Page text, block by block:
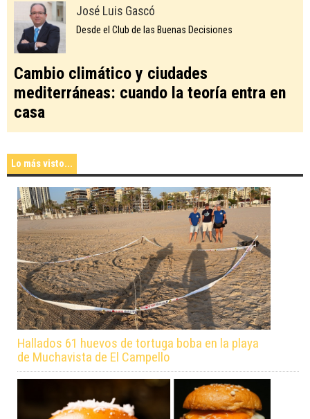
José Luis Gascó
Desde el Club de las Buenas Decisiones
Cambio climático y ciudades
mediterráneas: cuando la teoría entra en
casa
Lo más visto...
Hallados 61 huevos de tortuga boba en la playa
de Muchavista de El Campello